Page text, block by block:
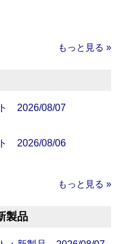
もっと見る »
2026/08/07
2026/08/06
もっと見る »
製品